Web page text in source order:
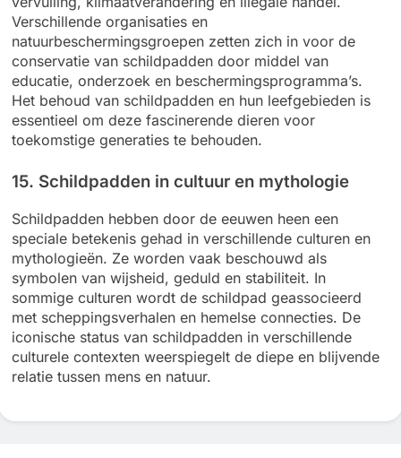
Verschillende organisaties en
natuurbeschermingsgroepen zetten zich in voor de
conservatie van schildpadden door middel van
educatie, onderzoek en beschermingsprogramma’s.
Het behoud van schildpadden en hun leefgebieden is
essentieel om deze fascinerende dieren voor
toekomstige generaties te behouden.
15. Schildpadden in cultuur en mythologie
Schildpadden hebben door de eeuwen heen een
speciale betekenis gehad in verschillende culturen en
mythologieën. Ze worden vaak beschouwd als
symbolen van wijsheid, geduld en stabiliteit. In
sommige culturen wordt de schildpad geassocieerd
met scheppingsverhalen en hemelse connecties. De
iconische status van schildpadden in verschillende
culturele contexten weerspiegelt de diepe en blijvende
relatie tussen mens en natuur.